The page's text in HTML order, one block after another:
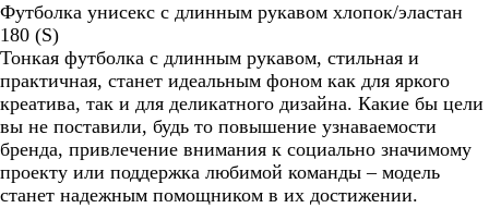
Футболка унисекс с длинным рукавом хлопок/эластан
180 (S)
Тонкая футболка с длинным рукавом, стильная и
практичная, станет идеальным фоном как для яркого
креатива, так и для деликатного дизайна. Какие бы цели
вы не поставили, будь то повышение узнаваемости
бренда, привлечение внимания к социально значимому
проекту или поддержка любимой команды – модель
станет надежным помощником в их достижении.